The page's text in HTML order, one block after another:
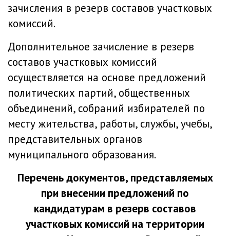
зачисления в резерв составов участковых
комиссий.
Дополнительное зачисление в резерв
составов участковых комиссий
осуществляется на основе предложений
политических партий, общественных
объединений, собраний избирателей по
месту жительства, работы, службы, учебы,
представительных органов
муниципального образования.
Перечень документов, представляемых
при внесении предложений по
кандидатурам в резерв составов
участковых комиссий на территории